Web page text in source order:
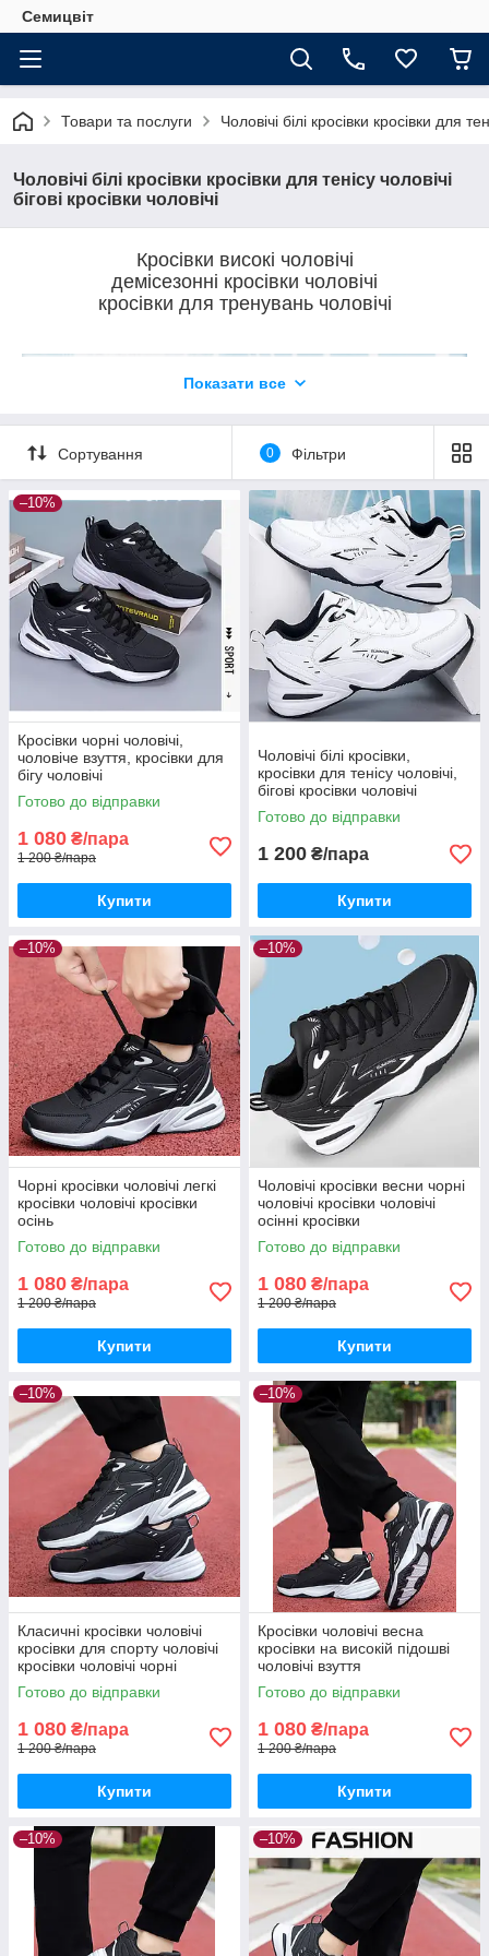
Семицвіт
Товари та послуги Чоловічі білі кросівки кросівки для
Чоловічі білі кросівки кросівки для тенісу чоловічі
бігові кросівки чоловічі
Кросівки високі чоловічі
демісезонні кросівки чоловічі
кросівки для тренувань чоловічі
Показати все
Сортування 0 Фільтри
–10%
Кросівки чорні чоловічі,
чоловіче взуття, кросівки для
бігу чоловічі
Готово до відправки
1 080 ₴/пара
1 200 ₴/пара
Купити
Чоловічі білі кросівки,
кросівки для тенісу чоловічі,
бігові кросівки чоловічі
Готово до відправки
1 200 ₴/пара
Купити
–10%
Чорні кросівки чоловічі легкі
кросівки чоловічі кросівки
осінь
Готово до відправки
1 080 ₴/пара
1 200 ₴/пара
Купити
–10%
Чоловічі кросівки весни чорні
чоловічі кросівки чоловічі
осінні кросівки
Готово до відправки
1 080 ₴/пара
1 200 ₴/пара
Купити
–10%
Класичні кросівки чоловічі
кросівки для спорту чоловічі
кросівки чоловічі чорні
Готово до відправки
1 080 ₴/пара
1 200 ₴/пара
Купити
–10%
Кросівки чоловічі весна
кросівки на високій підошві
чоловічі взуття
Готово до відправки
1 080 ₴/пара
1 200 ₴/пара
Купити
–10% –10%